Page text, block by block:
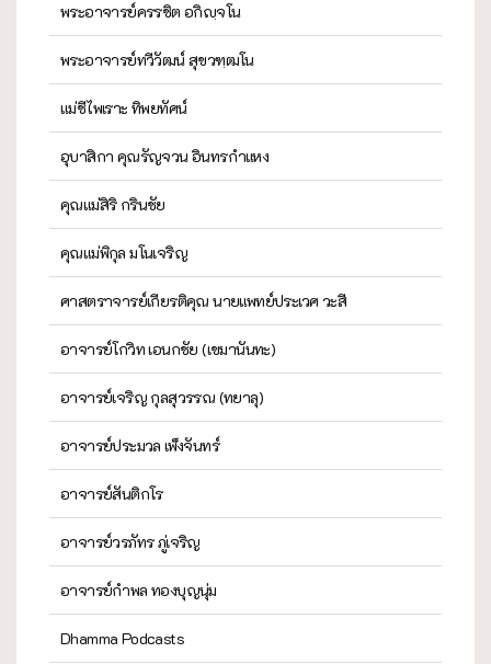
พระอาจารย์ครรชิต อกิญฺจโน
พระอาจารย์ทวีวัฒน์ สุขวฑฺฒโน
แม่ชีไพเราะ ทิพยทัศน์
อุบาสิกา คุณรัญจวน อินทรกำแหง
คุณแม่สิริ กรินชัย
คุณแม่พิกุล มโนเจริญ
ศาสตราจารย์เกียรติคุณ นายแพทย์ประเวศ วะสี
อาจารย์โกวิท เอนกชัย (เขมานันทะ)
อาจารย์เจริญ กุลสุวรรณ (ทยาลุ)
อาจารย์ประมวล เพ็งจันทร์
อาจารย์สันติกโร
อาจารย์วรภัทร ภู่เจริญ
อาจารย์กำพล ทองบุญนุ่ม
Dhamma Podcasts